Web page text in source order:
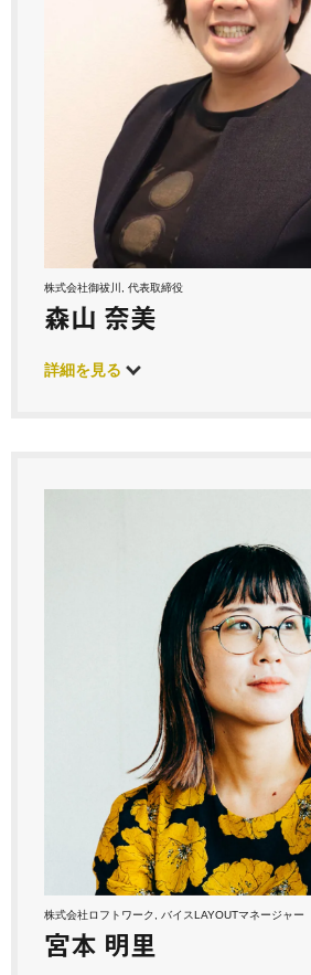
株式会社御祓川, 代表取締役
森山 奈美
詳細を見る
株式会社ロフトワーク, バイスLAYOUTマネージャー
宮本 明里